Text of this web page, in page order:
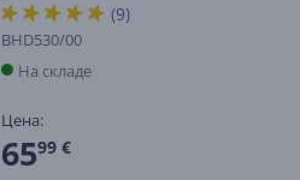
(9)
BHD530/00
На складе
Цена:
6599 €